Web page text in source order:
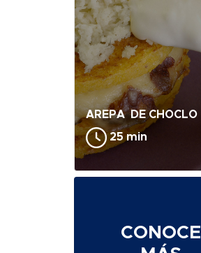
AREPA DE CHOCLO
25 min
CONOCE